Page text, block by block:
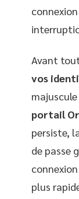
Avant
vos
portail
persiste,
de passe
plus